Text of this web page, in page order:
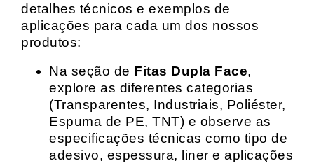
detalhes técnicos e exemplos de
aplicações para cada um dos nossos
produtos:
Na seção de Fitas Dupla Face,
explore as diferentes categorias
(Transparentes, Industriais, Poliéster,
Espuma de PE, TNT) e observe as
especificações técnicas como tipo de
adesivo, espessura, liner e aplicações